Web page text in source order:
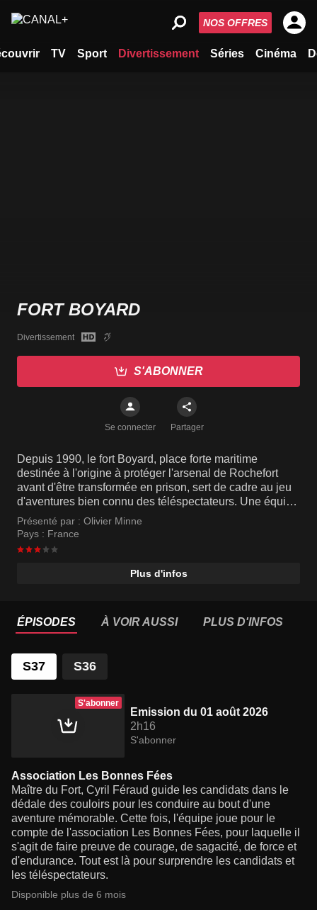
TV Sport Divertissement Séries Cinéma
NOS OFFRES
FORT BOYARD
Divertissement
S'ABONNER
Se connecter Partager
Depuis 1990, le fort Boyard, place forte maritime
destinée à l'origine à protéger l'arsenal de Rochefort
avant d'être transformée en prison, sert de cadre au jeu
d'aventures bien connu des téléspectateurs. Une équipe
de célébrités bien décidées à se mesurer aux épreuves
concoctées par les habitants du fort sont présentes à
chaque épisode. Les nouvelles technologies, modernité
Présenté par : Olivier Minne
Pays : France
Plus d'infos
ÉPISODES À VOIR AUSSI PLUS D'INFOS
S37 S36
S'abonner
Emission du 01 août 2026
2h16
S'abonner
Association Les Bonnes Fées
Maître du Fort, Cyril Féraud guide les candidats dans le
dédale des couloirs pour les conduire au bout d'une
aventure mémorable. Cette fois, l'équipe joue pour le
compte de l'association Les Bonnes Fées, pour laquelle il
s'agit de faire preuve de courage, de sagacité, de force et
d'endurance. Tout est là pour surprendre les candidats et
les téléspectateurs.
Disponible plus de 6 mois